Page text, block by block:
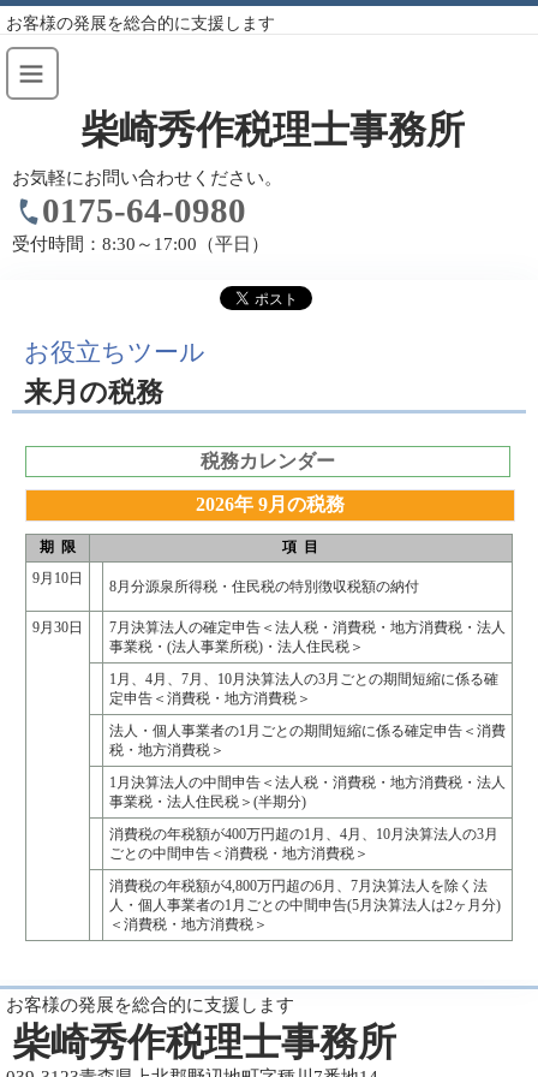
お客様の発展を総合的に支援します
柴崎秀作税理士事務所
お気軽にお問い合わせください。
0175-64-0980
受付時間： 8:30～17:00（平日）
お役立ちツール
来月の税務
税務カレンダー
2026年 9月の税務
期 限
項 目
9月10日
8月分源泉所得税・住民税の特別徴収税額の納付
9月30日
7月決算法人の確定申告＜法人税・消費税・地方消費税・法人
事業税・(法人事業所税)・法人住民税＞
1月、4月、7月、10月決算法人の3月ごとの期間短縮に係る確
定申告＜消費税・地方消費税＞
法人・個人事業者の1月ごとの期間短縮に係る確定申告＜消費
税・地方消費税＞
1月決算法人の中間申告＜法人税・消費税・地方消費税・法人
事業税・法人住民税＞(半期分)
消費税の年税額が400万円超の1月、4月、10月決算法人の3月
ごとの中間申告＜消費税・地方消費税＞
消費税の年税額が4,800万円超の6月、7月決算法人を除く法
人・個人事業者の1月ごとの中間申告(5月決算法人は2ヶ月分)
＜消費税・地方消費税＞
お客様の発展を総合的に支援します
柴崎秀作税理士事務所